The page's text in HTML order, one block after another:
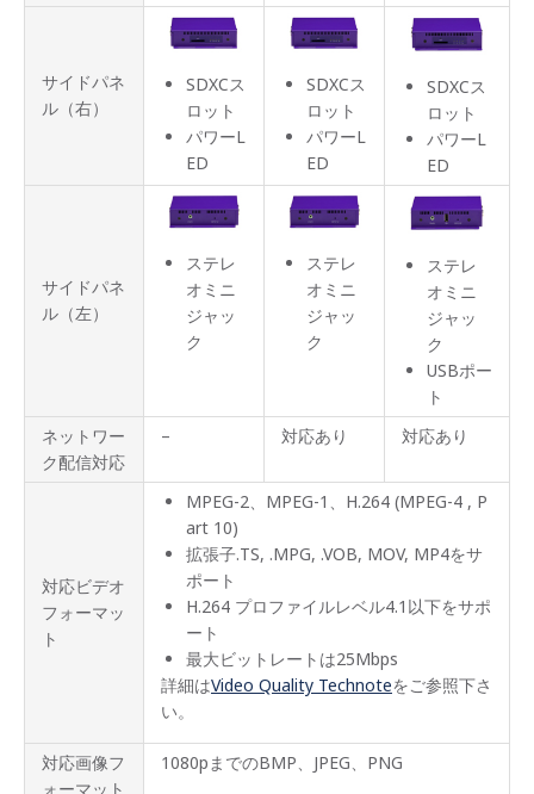
サイドパネ
ル（右）
SDXCス
ロット
パワーL
ED
SDXCス
ロット
パワーL
ED
SDXCス
ロット
パワーL
ED
サイドパネ
ル（左）
ステレ
オミニ
ジャッ
ク
ステレ
オミニ
ジャッ
ク
ステレ
オミニ
ジャッ
ク
USBポー
ト
ネットワー
ク配信対応
– 対応あり 対応あり
対応ビデオ
フォーマッ
ト
MPEG-2、MPEG-1、H.264 (MPEG-4 , P
art 10)
拡張子.TS, .MPG, .VOB, MOV, MP4をサ
ポート
H.264 プロファイルレベル4.1以下をサポ
ート
最大ビットレートは25Mbps
詳細はVideo Quality Technoteをご参照下さ
い。
対応画像フ
ォーマット
1080pまでのBMP、JPEG、PNG